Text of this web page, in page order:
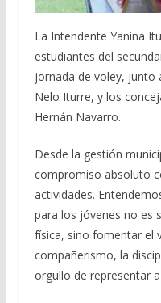
La Intendente Yanina
estudiantes del
jornada de voley, junto
Nelo Iturre, y los
Hernán Navarro.
Desde la gestión
compromiso absoluto
actividades.
para los jóvenes no es
física, sino fomentar el
compañerismo, la
orgullo de representar